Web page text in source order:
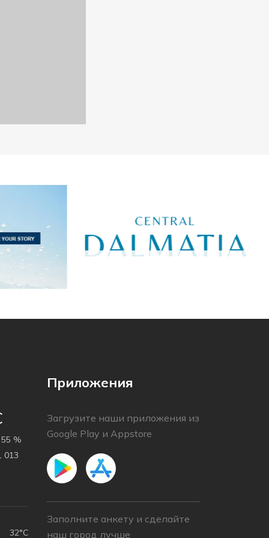
%
013
32°C
Приложения
Загрузите наши приложения из
Google Play и Appstore
Заполните анкету и сделайте
наш город лучше